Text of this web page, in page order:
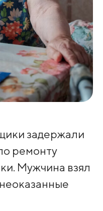
задержали
ремонту
Мужчина взял